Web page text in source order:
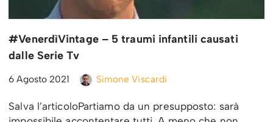
#VenerdìVintage – 5 traumi infantili causati
dalle Serie Tv
6 Agosto 2021 Simone Viscardi
Salva l’articoloPartiamo da un presupposto: sarà